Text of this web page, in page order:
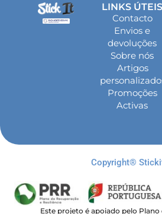
LINKS ÚTEIS
Contacto
Envios e
devoluções
Sobre nós
Artigos
Promoções
Activas
Copyright®
Este projeto é apoiado pelo Plano